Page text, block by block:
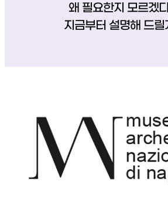
왜 필요한지 모르겠
지금부터 설명해 드